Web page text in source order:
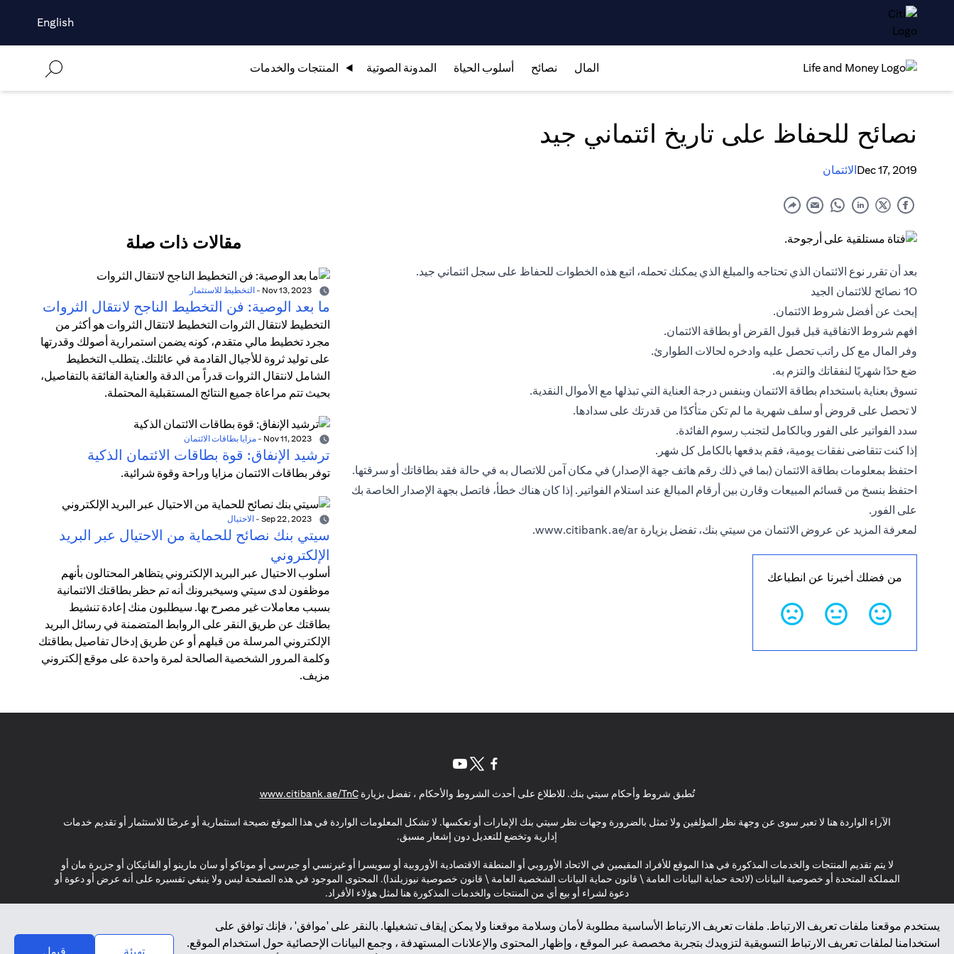
English
المال نصائح أسلوب الحياة المدونة الصوتية المنتجات والخدمات
نصائح للحفاظ على تاريخ ائتماني جيد
Dec 17, 2019الائتمان
بعد أن تقرر نوع الائتمان الذي تحتاجه والمبلغ الذي يمكنك تحمله، اتبع هذه الخطوات للحفاظ على سجل ائتماني جيد.
10 نصائح للائتمان الجيد
إبحث عن أفضل شروط الائتمان.
افهم شروط الاتفاقية قبل قبول القرض أو بطاقة الائتمان.
وفر المال مع كل راتب تحصل عليه وادخره لحالات الطوارئ.
ضع حدًا شهريًا لنفقاتك والتزم به.
تسوق بعناية باستخدام بطاقة الائتمان وبنفس درجة العناية التي تبذلها مع الأموال النقدية.
لا تحصل على قروض أو سلف شهرية ما لم تكن متأكدًا من قدرتك على سدادها.
سدد الفواتير على الفور وبالكامل لتجنب رسوم الفائدة.
إذا كنت تتقاضى نفقات يومية، فقم بدفعها بالكامل كل شهر.
احتفظ بمعلومات بطاقة الائتمان (بما في ذلك رقم هاتف جهة الإصدار) في مكان آمن للاتصال به في حالة فقد بطاقاتك أو سرقتها.
احتفظ بنسخ من قسائم المبيعات وقارن بين أرقام المبالغ عند استلام الفواتير. إذا كان هناك خطأ، فاتصل بجهة الإصدار الخاصة بك
على الفور.
لمعرفة المزيد عن عروض الائتمان من سيتي بنك، تفضل بزيارة www.citibank.ae/ar
.
من فضلك أخبرنا عن انطباعك
مقالات ذات صلة
- التخطيط للاستثمار
ما بعد الوصية: فن التخطيط الناجح لانتقال الثروات
التخطيط لانتقال الثروات التخطيط لانتقال الثروات هو أكثر من
مجرد تخطيط مالي متقدم، كونه يضمن استمرارية أصولك وقدرتها
على توليد ثروة للأجيال القادمة في عائلتك. يتطلب التخطيط
الشامل لانتقال الثروات قدراً من الدقة والعناية الفائقة بالتفاصيل،
بحيث تتم مراعاة جميع النتائج المستقبلية المحتملة.
- مزايا بطاقات الائتمان
ترشيد الإنفاق: قوة بطاقات الائتمان الذكية
توفر بطاقات الائتمان مزايا وراحة وقوة شرائية.
- الاحتيال
سيتي بنك نصائح للحماية من الاحتيال عبر البريد
الإلكتروني
أسلوب الاحتيال عبر البريد الإلكتروني يتظاهر المحتالون بأنهم
موظفون لدى سيتي وسيخبرونك أنه تم حظر بطاقتك الائتمانية
بسبب معاملات غير مصرح بها. سيطلبون منك إعادة تنشيط
بطاقتك عن طريق النقر على الروابط المتضمنة في رسائل البريد
الإلكتروني المرسلة من قبلهم أو عن طريق إدخال تفاصيل بطاقتك
وكلمة المرور الشخصية الصالحة لمرة واحدة على موقع إلكتروني
مزيف.
يستخدم موقعنا ملفات تعريف الارتباط. ملفات تعريف الارتباط الأساسية مطلوبة لأمان وسلامة موقعنا ولا يمكن إيقاف تشغيلها. بالنقر على 'موافق' ، فإنك توافق على
استخدامنا لملفات تعريف الارتباط التسويقية لتزويدك بتجربة مخصصة عبر الموقع ، وإظهار المحتوى والإعلانات المستهدفة ، وجمع البيانات الإحصائية حول استخدام الموقع.
تُطبق شروط وأحكام سيتي بنك. للاطلاع على أحدث الشروط والأحكام ، تفضل بزيارةwww.citibank.ae/TnC
(opens in a new tab)
الآراء الواردة هنا لا تعبر سوى عن وجهة نظر المؤلفين ولا تمثل بالضرورة وجهات نظر سيتي بنك الإمارات أو تعكسها. لا تشكل المعلومات الواردة في هذا الموقع نصيحة استثمارية أو عرضًا للاستثمار أو تقديم خدمات
إدارية وتخضع للتعديل دون إشعار مسبق.
لا يتم تقديم المنتجات والخدمات المذكورة في هذا الموقع للأفراد المقيمين في الاتحاد الأوروبي أو المنطقة الاقتصادية الأوروبية أو سويسرا أو غيرنسي أو جيرسي أو موناكو أو سان مارينو أو الفاتيكان أو جزيرة مان أو
المملكة المتحدة أو خصوصية البيانات (لائحة حماية البيانات العامة \ قانون حماية البيانات الشخصية العامة \ قانون خصوصية نيوزيلندا). المحتوى الموجود في هذه الصفحة ليس ولا ينبغي تفسيره على أنه عرض أو دعوة أو
دعوة لشراء أو بيع أي من المنتجات والخدمات المذكورة هنا لمثل هؤلاء الأفراد.
*GDPR – اللائحة العامة لحماية البيانات؛ * LGPD – Lei Geral de Proteção de Dados Pessoais ; *NZPA – قانون الخصوصية النيوزيلندي